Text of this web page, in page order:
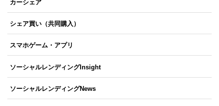
カーシェア
シェア買い（共同購入）
スマホゲーム・アプリ
ソーシャルレンディングInsight
ソーシャルレンディングNews